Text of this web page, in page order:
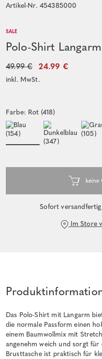
Artikel-Nr. 454385000
SALE
Polo-Shirt Langarm
49.99 € 24.99 €
inkl. MwSt.
Farbe: Rot (418)
Sofort
Im Store
Das Polo-Shirt mit Langarm
die normale Passform einen
einem Baumwollmix mit
angenehm weich und sorgt für
Brusttasche ist praktisch für